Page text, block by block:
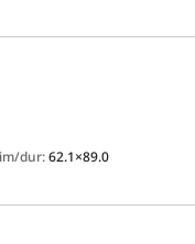
dur:62.1×89.0